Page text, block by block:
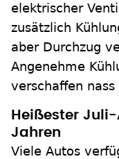
elektrischer
zusätzlich
aber Durchzug
Angenehme
verschaffen nass
Heißester
Jahren
Viele Autos